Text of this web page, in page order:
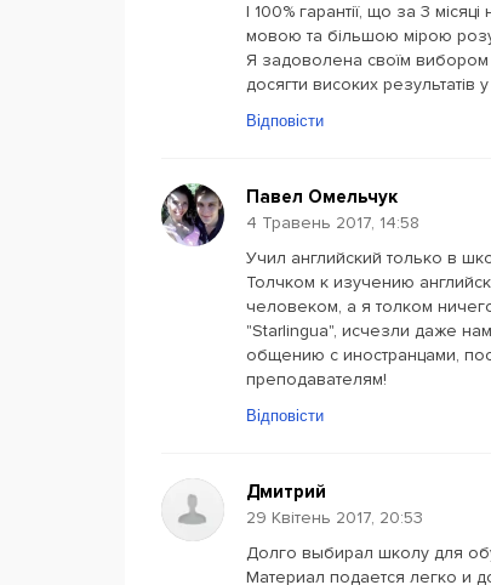
І 100% гарантії, що за 3
мовою та більшою мірою
Я задоволена своїм вибором
досягти високих результатів
Відповісти
Павел Омельчук
4 Травень 2017, 14:58
Учил английский только в
Толчком к изучению
человеком, а я толком
"Starlingua", исчезли даже
общению с иностранцами,
преподавателям!
Відповісти
Дмитрий
29 Квітень 2017, 20:53
Долго выбирал школу для
Материал подается легко и